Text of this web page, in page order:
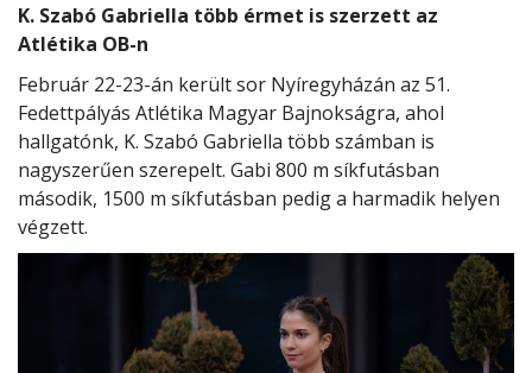
K. Szabó Gabriella több érmet is szerzett az
Atlétika OB-n
Február 22-23-án került sor Nyíregyházán az 51.
Fedettpályás Atlétika Magyar Bajnokságra, ahol
hallgatónk, K. Szabó Gabriella több számban is
nagyszerűen szerepelt. Gabi 800 m síkfutásban
második, 1500 m síkfutásban pedig a harmadik helyen
végzett.